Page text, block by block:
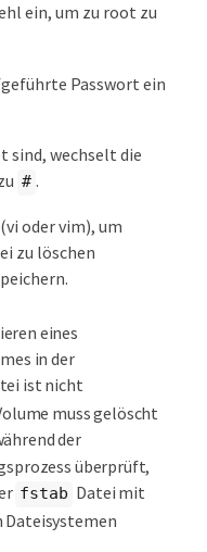
ein, um zu root zu
Passwort ein
sind, wechselt die
# .
oder vim), um
zu löschen
eines
in der
ist nicht
muss gelöscht
der
überprüft,
fstab Datei mit